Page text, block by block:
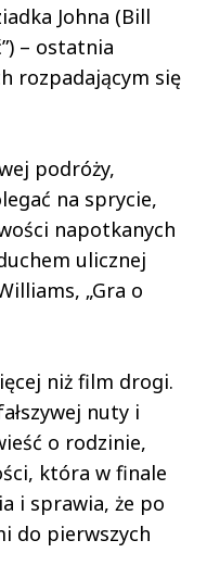
Johna (Bill
– ostatnia
rozpadającym się
podróży,
na sprycie,
napotkanych
ulicznej
„Gra o
niż film drogi.
nuty i
o rodzinie,
która w finale
i sprawia, że po
do pierwszych